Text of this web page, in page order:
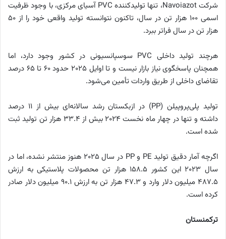
شرکت Navoiazot، تنها تولیدکننده PVC آسیای مرکزی، با وجود ظرفیت
اسمی ۱۰۰ هزار تن در سال، تاکنون نتوانسته تولید واقعی خود را از ۵۰
هزار تن در سال فراتر ببرد.
هرچند تولید داخلی PVC سوسپانسیونی در کشور وجود دارد، اما
همچنان پاسخگوی نیاز بازار نیست و تا اوایل ۲۰۲۵ حدود ۶۰ تا ۶۵ درصد
تقاضای داخلی از طریق واردات تأمین می‌شود.
تولید پلی‌پروپیلن (PP) در ازبکستان رشد سالانه‌ای بیش از ۱۱ درصد
داشته و تنها در چهار ماه نخست ۲۰۲۴ بیش از ۳۳.۴ هزار تن تولید ثبت
شده است.
اگرچه آمار دقیق تولید PE و PP در سال ۲۰۲۵ هنوز منتشر نشده، اما در
سال ۲۰۲۳ این کشور ۱۵۸.۵ هزار تن محصولات پلاستیکی به ارزش
۴۸۷.۵ میلیون دلار وارد و ۴۷.۳ هزار تن به ارزش ۹۰.۱ میلیون دلار صادر
کرده است.
ترکمنستان